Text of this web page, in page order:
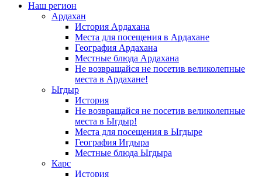
Наш регион
Ардахан
История Ардахана
Места для посещения в Ардахане
География Ардахана
Местные блюда Ардахана
Не возвращайся не посетив великолепные
места в Ардахане!
Ыгдыр
История
Не возвращайся не посетив великолепные
места в Ыгдыр!
Места для посещения в Ыгдыре
География Игдыра
Местные блюда Ыгдыра
Карс
История